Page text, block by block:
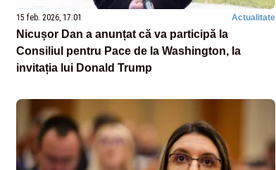
15 feb. 2026, 17:01 Actualitate
Nicușor Dan a anunțat că va participă la
Consiliul pentru Pace de la Washington, la
invitația lui Donald Trump